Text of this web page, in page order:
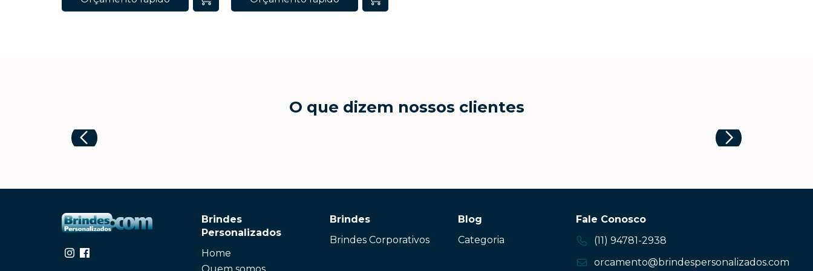
O que dizem nossos clientes
Brindes
Personalizados
Home
Brindes
Brindes Corporativos
Blog
Categoria
Fale Conosco
(11) 94781-2938
orcamento@brindespersonalizados.com